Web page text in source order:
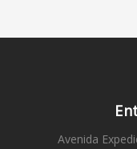
Avenida